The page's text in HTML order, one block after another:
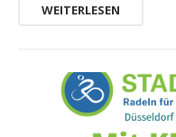
WEITERLESEN